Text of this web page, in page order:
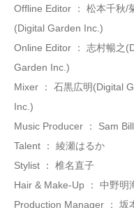
Offline Editor ： 松本千秋/
(Digital Garden Inc.)
Online Editor ： 志村暢之
Garden Inc.)
Mixer ： 石黒広明(Digital
Inc.)
Music Producer ： Sam
Talent ： 綾瀬はるか
Stylist ： 椎名直子
Hair & Make-Up ： 中野明
Production Manager ： 坂